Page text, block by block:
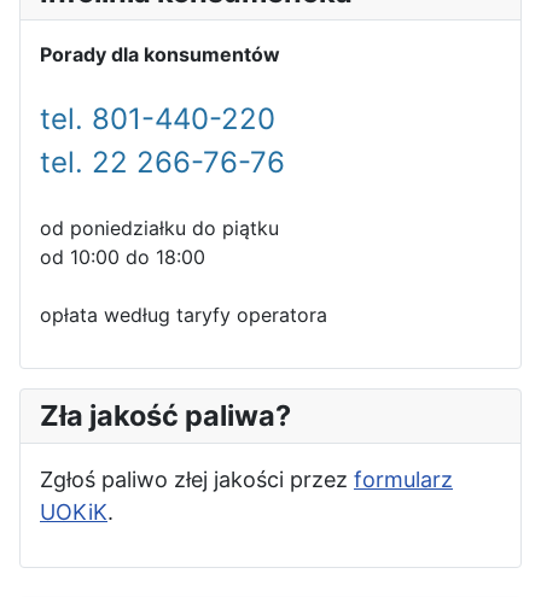
Porady dla konsumentów
tel. 801-440-220
tel. 22 266-76-76
od poniedziałku do piątku
od 10:00 do 18:00
opłata według taryfy operatora
Zła jakość paliwa?
Zgłoś paliwo złej jakości przez formularz
UOKiK.